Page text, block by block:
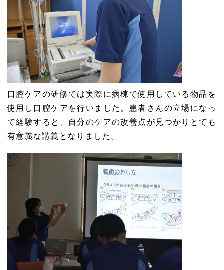
口腔ケアの研修では実際に病棟で使用している物品を
使用し口腔ケアを行いました。患者さんの立場になっ
て経験すると、自分のケアの改善点が見つかりとても
有意義な講義となりました。